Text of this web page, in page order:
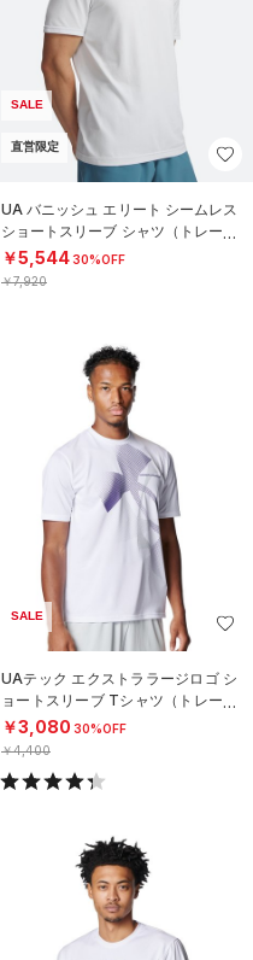
SALE
直営限定
UA バニッシュ エリート シームレス
ショートスリーブ シャツ（トレーニ
ング/MEN）
￥5,54430%OFF
￥7,920
SALE
UAテック エクストララージロゴ シ
ョートスリーブ Tシャツ（トレーニ
ング/MEN）
￥3,080 30%OFF
￥4,400